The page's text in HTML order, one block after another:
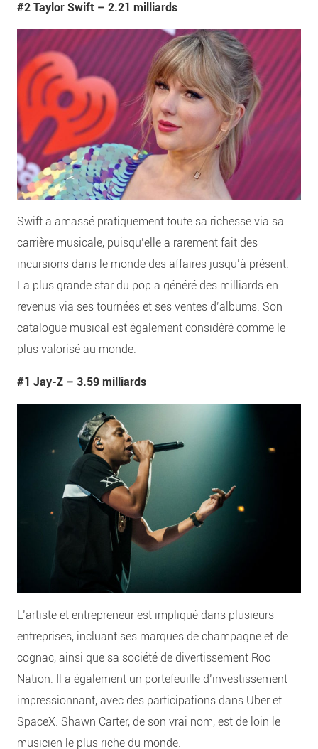
#2 Taylor Swift – 2.21 milliards
Swift a amassé pratiquement toute sa richesse via sa
carrière musicale, puisqu’elle a rarement fait des
incursions dans le monde des affaires jusqu’à présent.
La plus grande star du pop a généré des milliards en
revenus via ses tournées et ses ventes d’albums. Son
catalogue musical est également considéré comme le
plus valorisé au monde.
#1 Jay-Z – 3.59 milliards
L’artiste et entrepreneur est impliqué dans plusieurs
entreprises, incluant ses marques de champagne et de
cognac, ainsi que sa société de divertissement Roc
Nation. Il a également un portefeuille d’investissement
impressionnant, avec des participations dans Uber et
SpaceX. Shawn Carter, de son vrai nom, est de loin le
musicien le plus riche du monde.